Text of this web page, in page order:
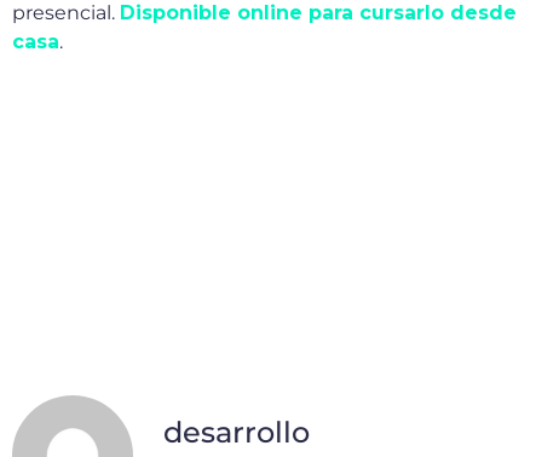
presencial. Disponible online para cursarlo desde
casa.
desarrollo